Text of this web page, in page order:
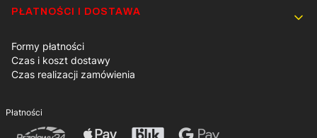
PŁATNOŚCI I DOSTAWA
Formy płatności
Czas i koszt dostawy
Czas realizacji zamówienia
Płatności